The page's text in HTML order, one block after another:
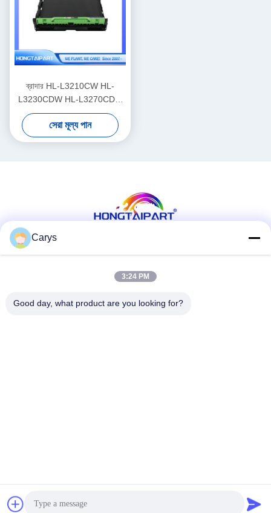
ব্রাদার HL-L3210CW HL-
L3230CDW HL-L3270CDW
HL-L3290CDW MFC-
L3710CW MFC-L3750CDW
MFC-L3770CDW লেজার
সেরা মূল্য পান
HongTai Office Accessories Ltd . সব সর্বস্বত্ব সংরক্ষিত.
Carys
3:24 PM
Good day, what product are you looking for?